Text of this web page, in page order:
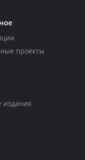
проекты
издания